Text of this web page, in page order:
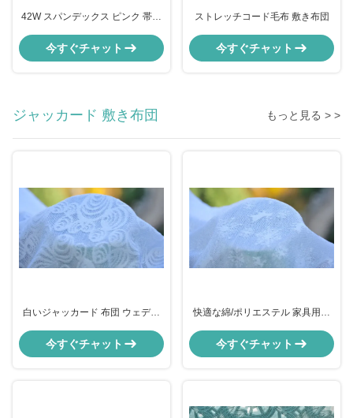
42W スパンデックス ピンク 帯毛
今すぐチャット
ストレッチコード毛布 敷き布団
今すぐチャット
ジャッカード 敷き布団 もっと見る > >
白いジャッカード 布団 ウェディ
今すぐチャット
快適な綿/ポリエステル 家具用布
今すぐチャット